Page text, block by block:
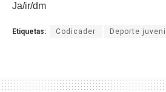
Ja/ir/dm
Etiquetas: Codicader Deporte juvenil